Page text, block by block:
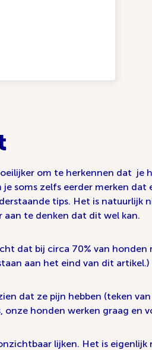
om te herkennen dat
soms zelfs eerder merken
tips. Het is
aan te denken dat dit wel kan.
dat bij circa 70% van
aan het eind van dit artikel.)
dat ze pijn hebben (teken
onze honden werken graag
lijken. Het is